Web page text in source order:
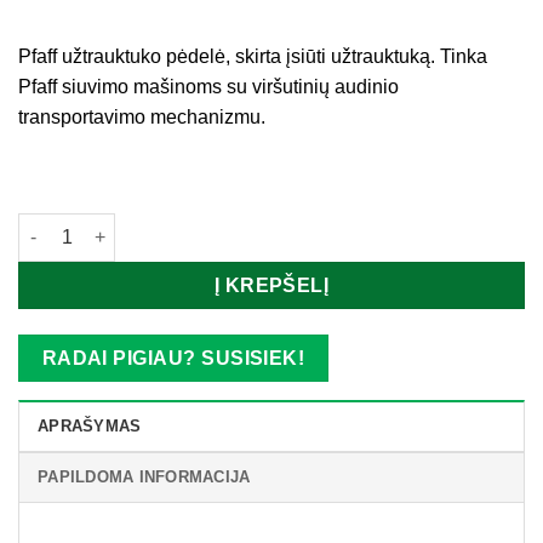
Pfaff užtrauktuko pėdelė, skirta įsiūti užtrauktuką. Tinka
Pfaff siuvimo mašinoms su viršutinių audinio
transportavimo mechanizmu.
produkto kiekis: PFAFF užtrauktuko pėdelė
Į KREPŠELĮ
RADAI PIGIAU? SUSISIEK!
APRAŠYMAS
PAPILDOMA INFORMACIJA